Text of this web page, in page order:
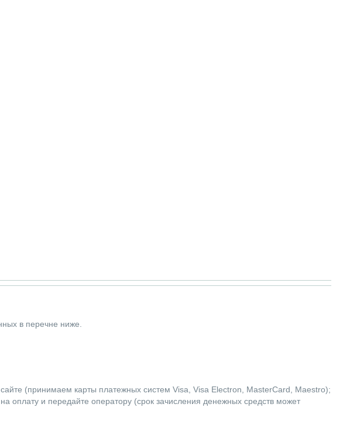
в перечне ниже.
(принимаем карты платежных систем Visa, Visa Electron, MasterCard, Maestro);
оплату и передайте оператору (срок зачисления денежных средств может